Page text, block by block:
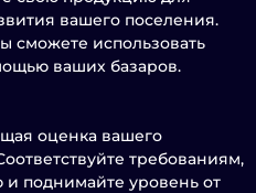
вашего поселения.
сможете использовать
ваших базаров.
оценка вашего
требованиям,
поднимайте уровень от